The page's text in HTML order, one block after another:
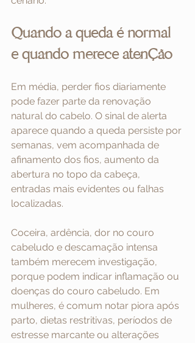
Quando a queda é normal
e quando merece atenção
Em média, perder fios diariamente
pode fazer parte da renovação
natural do cabelo. O sinal de alerta
aparece quando a queda persiste por
semanas, vem acompanhada de
afinamento dos fios, aumento da
abertura no topo da cabeça,
entradas mais evidentes ou falhas
localizadas.
Coceira, ardência, dor no couro
cabeludo e descamação intensa
também merecem investigação,
porque podem indicar inflamação ou
doenças do couro cabeludo. Em
mulheres, é comum notar piora após
parto, dietas restritivas, períodos de
estresse marcante ou alterações